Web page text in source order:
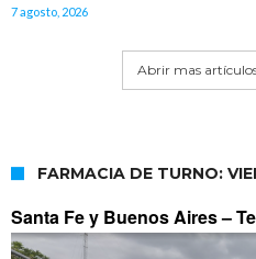
7 agosto, 2026
Abrir mas
FARMACIA DE TURNO:
Santa Fe y Buenos Aires –